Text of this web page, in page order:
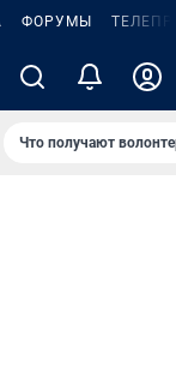
ФОРУМЫ
Что получают